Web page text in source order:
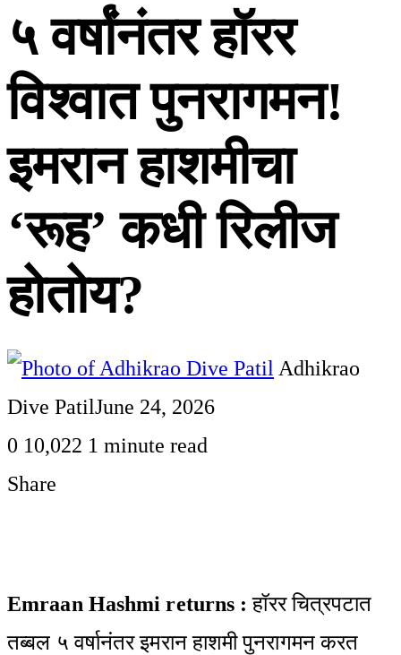
५ वर्षांनंतर हॉरर
विश्वात पुनरागमन!
इमरान हाशमीचा
‘रूह’ कधी रिलीज
होतोय?
Adhikrao
Dive PatilJune 24, 2026
0 10,022 1 minute read
Share
Email
Emraan Hashmi returns : हॉरर चित्रपटात
तब्बल ५ वर्षानंतर इमरान हाशमी पुनरागमन करत